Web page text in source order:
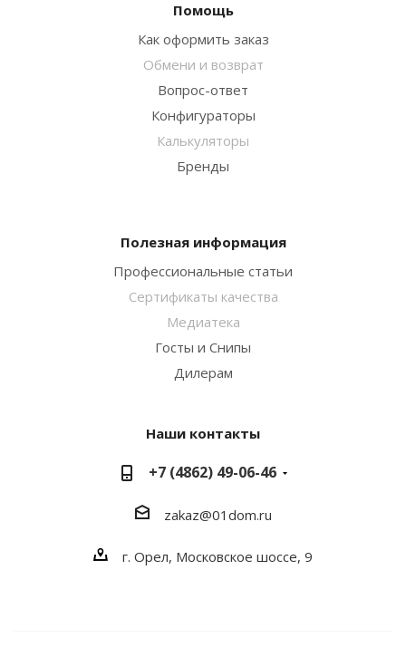
Помощь
Как оформить заказ
Обмени и возврат
Вопрос-ответ
Конфигураторы
Калькуляторы
Бренды
Полезная информация
Профессиональные статьи
Сертификаты качества
Медиатека
Госты и Снипы
Дилерам
Наши контакты
+7 (4862) 49-06-46
zakaz@01dom.ru
г. Орел, Московское шоссе, 9